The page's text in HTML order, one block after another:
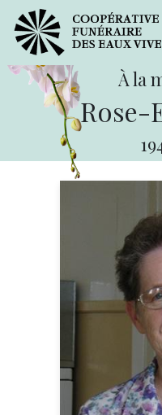
À la
Rose-